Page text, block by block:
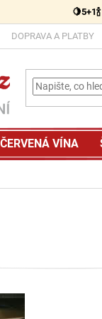
DOPRAVA A PLATBY
ČERVENÁ VÍNA